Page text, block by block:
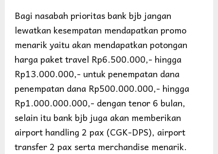
Bagi nasabah prioritas bank bjb jangan
lewatkan kesempatan mendapatkan promo
menarik yaitu akan mendapatkan potongan
harga paket travel Rp6.500.000,- hingga
Rp13.000.000,- untuk penempatan dana
penempatan dana Rp500.000.000,- hingga
Rp1.000.000.000,- dengan tenor 6 bulan,
selain itu bank bjb juga akan memberikan
airport handling 2 pax (CGK-DPS), airport
transfer 2 pax serta merchandise menarik.